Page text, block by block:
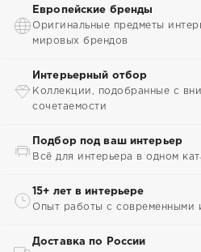
Европейские бренды
Оригинальные предметы
мировых брендов
Интерьерный отбор
Коллекции, подобранные с
сочетаемости
Подбор под ваш интерьер
Всё для интерьера в одном
15+ лет в интерьере
Опыт работы с современными
Доставка по России